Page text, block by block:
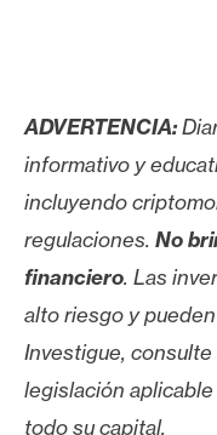
ADVERTENCIA:
informativo y
incluyendo
regulaciones. No
financiero. Las
alto riesgo y
Investigue,
legislación
todo su capital.